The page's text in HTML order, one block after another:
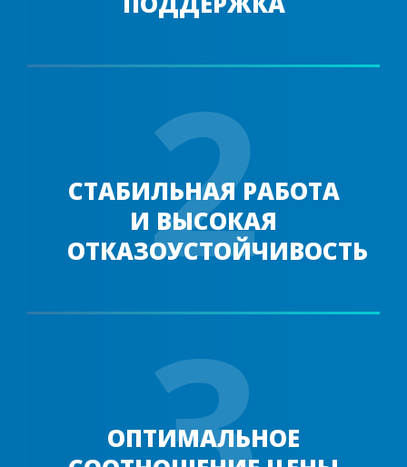
2
СТАБИЛЬНАЯ РАБОТА
И ВЫСОКАЯ
ОТКАЗОУСТОЙЧИВОСТЬ
ОПТИМАЛЬНОЕ